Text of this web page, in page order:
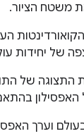
משטח הציור.
של יחידות
של
וערך